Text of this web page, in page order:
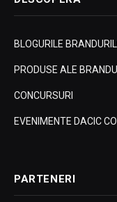
BLOGURILE
PRODUSE ALE
CONCURSURI
EVENIMENTE DACIC
PARTENERI